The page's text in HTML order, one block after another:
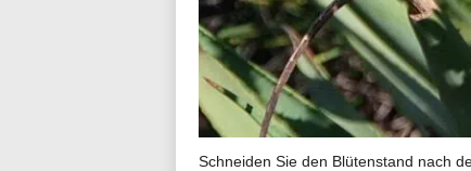
Schneiden Sie den Blütenstand nach